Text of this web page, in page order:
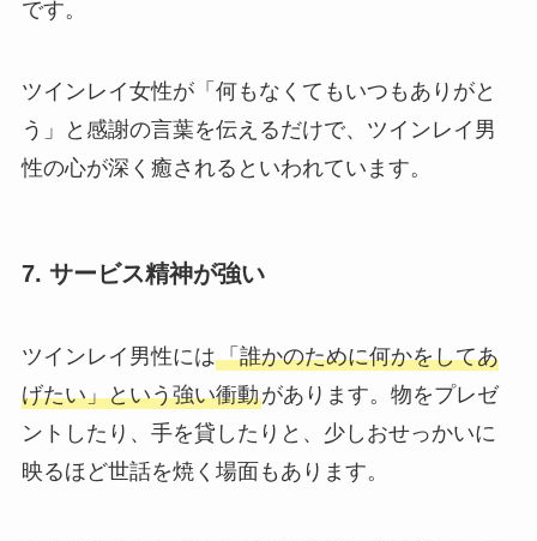
です。
ツインレイ女性が「何もなくてもいつもありがと
う」と感謝の言葉を伝えるだけで、ツインレイ男
性の心が深く癒されるといわれています。
7. サービス精神が強い
ツインレイ男性には「誰かのために何かをしてあ
げたい」という強い衝動があります。物をプレゼ
ントしたり、手を貸したりと、少しおせっかいに
映るほど世話を焼く場面もあります。